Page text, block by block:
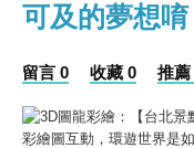
可及的夢想唷
留言 0 收藏 0 推薦